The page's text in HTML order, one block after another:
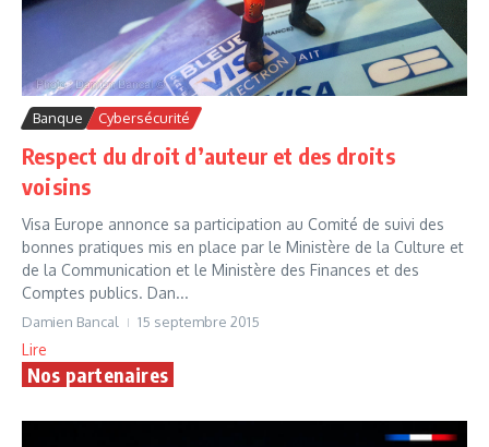
Banque Cybersécurité
Respect du droit d’auteur et des droits
voisins
Visa Europe annonce sa participation au Comité de suivi des
bonnes pratiques mis en place par le Ministère de la Culture et
de la Communication et le Ministère des Finances et des
Comptes publics. Dan...
Damien Bancal 15 septembre 2015
Lire
Nos partenaires